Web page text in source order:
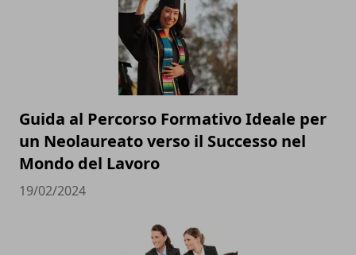
Guida al Percorso Formativo Ideale per
un Neolaureato verso il Successo nel
Mondo del Lavoro
19/02/2024